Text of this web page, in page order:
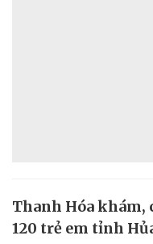
Thanh Hóa khám,
120 trẻ em tỉnh